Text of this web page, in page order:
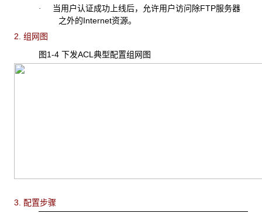
· 当用户认证成功上线后，允许用户访问除FTP服务器
之外的Internet资源。
2. 组网图
图1-4 下发ACL 典型配置组网图
3. 配置步骤